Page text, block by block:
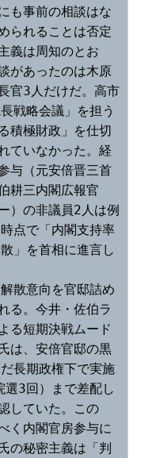
も事前の相談はな
られることは否定
義は周知のとお
があったのは木原
官3人だけだ。高市
戦略会議」を担う
積極財政」を仕切
ていなかった。経
与（元安倍晋三首
耕三内閣広報官
）の非議員2人は例
点で「内閣支持率
」を首相に進言し
散意向を官邸詰め
る。今井・佐伯ラ
る短期決戦ムード
は、安倍官邸の黒
長期政権下で実施
選3回）まで差配し
していた。この
く内閣官房参与に
の秘密主義は「判